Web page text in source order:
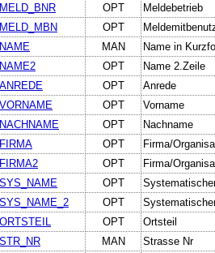
MELD_BNR OPT
Meldebetrieb
MELD_MBN OPT
NAME MAN
Name in
NAME2 OPT
Name 2.Zeile
ANREDE OPT
Anrede
VORNAME OPT
Vorname
NACHNAME OPT
Nachname
FIRMA OPT
Firma/
FIRMA2 OPT
Firma/
SYS_NAME OPT
SYS_NAME_2 OPT
ORTSTEIL OPT
Ortsteil
STR_NR MAN
Strasse Nr